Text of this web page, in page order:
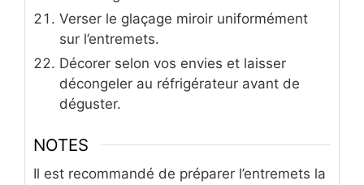
Verser le glaçage miroir uniformément
sur l’entremets.
Décorer selon vos envies et laisser
décongeler au réfrigérateur avant de
déguster.
NOTES
Il est recommandé de préparer l’entremets la